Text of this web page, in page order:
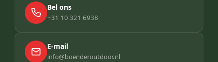
Bel ons
+31 10 321 6938
E-mail
info@boenderoutdoor.nl